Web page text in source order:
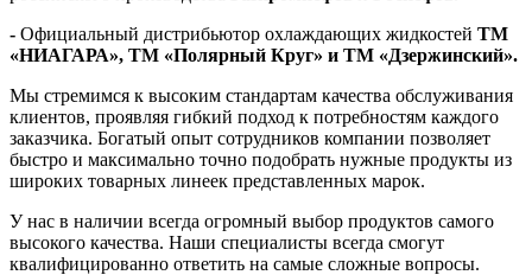
- Официальный дистрибьютор охлаждающих жидкостей ТМ
«НИАГАРА», ТМ «Полярный Круг» и ТМ «Дзержинский».
Мы стремимся к высоким стандартам качества обслуживания
клиентов, проявляя гибкий подход к потребностям каждого
заказчика. Богатый опыт сотрудников компании позволяет
быстро и максимально точно подобрать нужные продукты из
широких товарных линеек представленных марок.
У нас в наличии всегда огромный выбор продуктов самого
высокого качества. Наши специалисты всегда смогут
квалифицированно ответить на самые сложные вопросы.